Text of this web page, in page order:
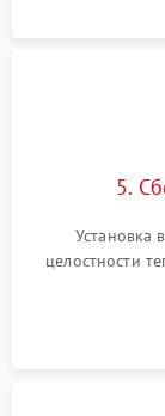
5.
Установка
целостности
исключить
Надежная